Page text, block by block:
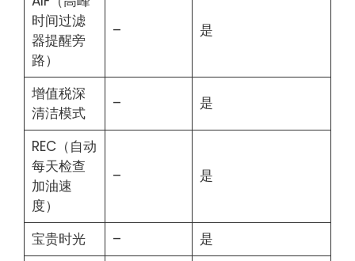
时间过滤
器提醒旁
路）
– 是
增值税深
清洁模式
– 是
REC（自动
每天检查
加油速
度）
– 是
宝贵时光 –
是